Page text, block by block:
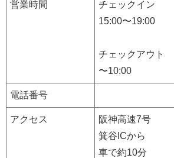
営業時間
チェックイン
15:00〜19:00
チェックアウト
〜10:00
電話番号
アクセス
阪神高速7号
箕谷ICから
車で約10分